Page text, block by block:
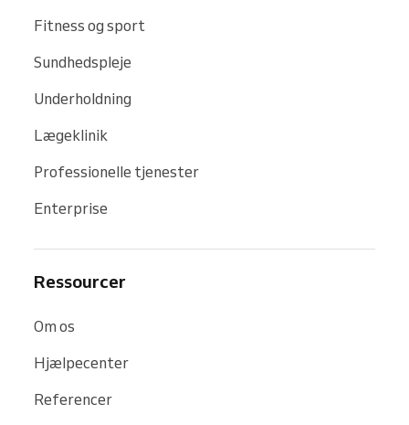
Fitness og sport
Sundhedspleje
Underholdning
Lægeklinik
Professionelle tjenester
Enterprise
Ressourcer
Om os
Hjælpecenter
Referencer